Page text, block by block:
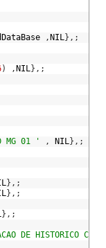
, NIL} , ;
) , NIL} , ;
MG 01 ' , NIL} , ;
} , ;
} , ;
} , ;
DE HISTORICO